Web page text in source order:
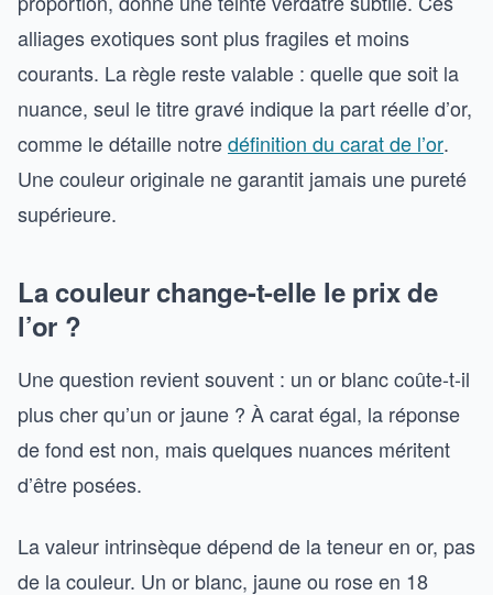
alliages exotiques sont plus fragiles et moins
courants. La règle reste valable : quelle que soit la
nuance, seul le titre gravé indique la part réelle d’or,
comme le détaille notredéfinition du carat de l’or.
Une couleur originale ne garantit jamais une pureté
supérieure.
La couleur change-t-elle le prix de
l’or ?
Une question revient souvent : un or blanc coûte-t-il
plus cher qu’un or jaune ? À carat égal, la réponse
de fond est non, mais quelques nuances méritent
d’être posées.
La valeur intrinsèque dépend de la teneur en or, pas
de la couleur. Un or blanc, jaune ou rose en 18